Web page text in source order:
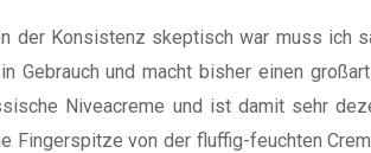
der Konsistenz skeptisch war muss ich
und macht bisher einen
Niveacreme und ist damit sehr
Fingerspitze von der fluffig-feuchten